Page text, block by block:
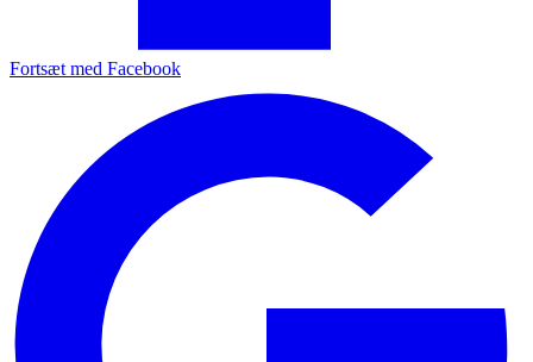
Fortsæt med Facebook